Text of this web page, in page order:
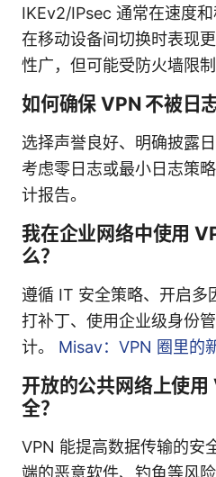
IKEv2/IPsec 通常在速度
在移动设备间切换时表现
性广，但可能受防火墙限制
如何确保 VPN 不被日
选择声誉良好、明确披露
考虑零日志或最小日志策
计报告。
我在企业网络中使用
么？
遵循 IT 安全策略、开启多
打补丁、使用企业级身份
计。 Misav：VPN 圈里的
开放的公共网络上使用
全？
VPN 能提高数据传输的安
端的恶意软件、钓鱼等风